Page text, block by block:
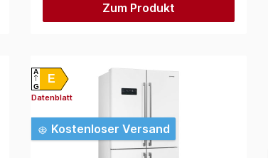
Zum Produkt
E
A
G
Datenblatt
Kostenloser Versand